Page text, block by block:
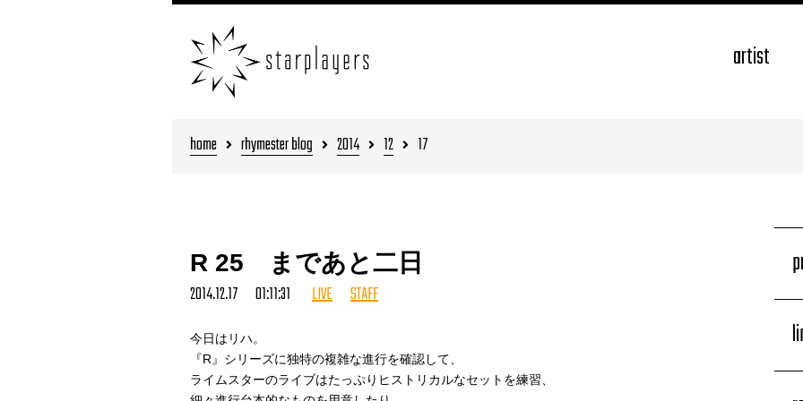
artist
home rhymester blog 2014 12 17
R 25 まであと二日
2014.12.17 01:11:31 LIVE STAFF
今日はリハ。
『R』シリーズに独特の複雑な進行を確認して、
ライムスターのライブはたっぷりヒストリカルなセットを練習、